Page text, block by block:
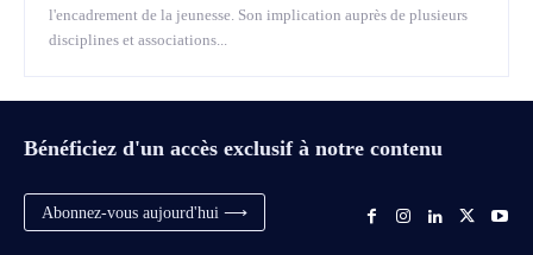
l'encadrement de la jeunesse. Son implication auprès de plusieurs
disciplines et associations...
Bénéficiez d'un accès exclusif à notre contenu
Abonnez-vous aujourd'hui ⟶